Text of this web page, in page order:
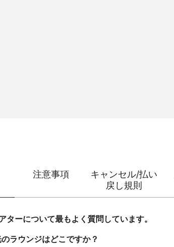
注意事項
キャンセル/払い
戻し規則
ターについて最もよく質問しています。
ラウンジはどこですか？